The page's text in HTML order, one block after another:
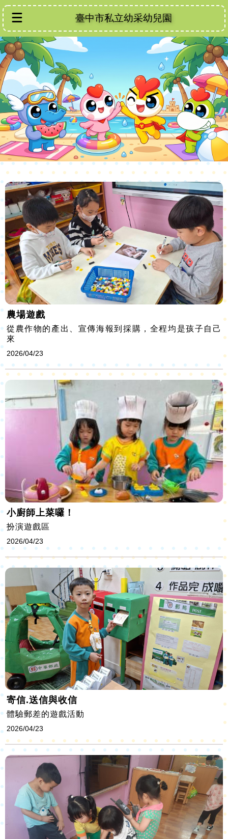
臺中市私立幼采幼兒園
農場遊戲
從農作物的產出、宣傳海報到採購，全程均是孩子自己
來
2026/04/23
小廚師上菜囉！
扮演遊戲區
2026/04/23
寄信.送信與收信
體驗郵差的遊戲活動
2026/04/23